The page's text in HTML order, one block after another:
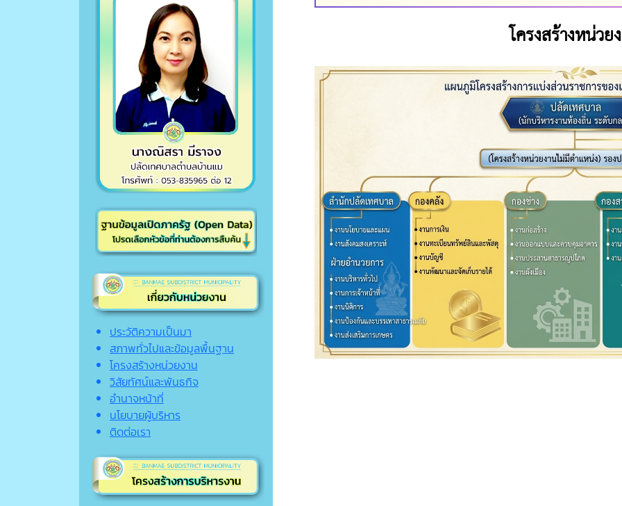
ประวัติความเป็นมา
สภาพทั่วไปและข้อมูลพื้นฐาน
โครงสร้างหน่วยงาน
วิสัยทัศน์และพันธกิจ
อำนาจหน้าที่
นโยบายผู้บริหาร
ติดต่อเรา
โครงสร้างหน่วย